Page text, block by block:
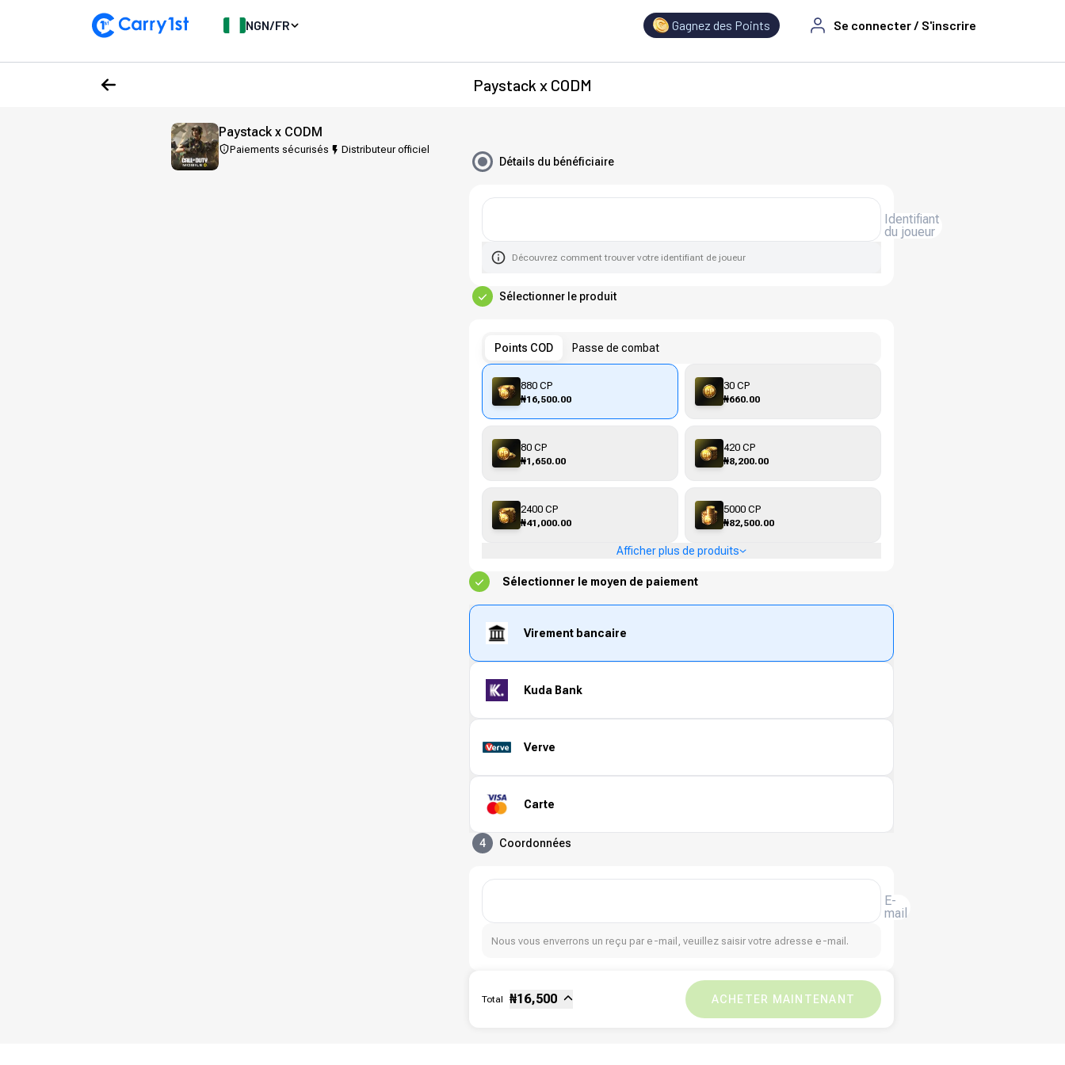
NGN/FR Gagnez des Points Se connecter / S'inscrire
Paystack x CODM
Paystack x CODM
Paiements sécurisés Distributeur officiel
Détails du bénéficiaire
Identifiant
du joueur
Découvrez comment trouver votre identifiant de joueur
Sélectionner le produit
Points COD Passe de combat
880 CP
₦16,500.00
30 CP
₦660.00
80 CP
₦1,650.00
420 CP
₦8,200.00
2400 CP
₦41,000.00
5000 CP
₦82,500.00
Afficher plus de produits
Sélectionner le moyen de paiement
Virement bancaire
Kuda Bank
Verve
Carte
4 Coordonnées
E-
mail
Nous vous enverrons un reçu par e-mail, veuillez saisir votre adresse e-mail.
₦16,500
Fee
Total ₦16,500 ACHETER MAINTENANT